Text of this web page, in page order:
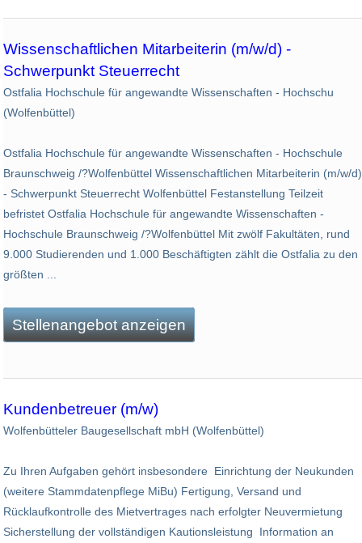
Wissenschaftlichen Mitarbeiterin (m/w/d) -
Schwerpunkt Steuerrecht
Ostfalia Hochschule für angewandte Wissenschaften - Hochschu
(Wolfenbüttel)
Ostfalia Hochschule für angewandte Wissenschaften - Hochschule
Braunschweig /?Wolfenbüttel Wissenschaftlichen Mitarbeiterin (m/w/d)
- Schwerpunkt Steuerrecht Wolfenbüttel Festanstellung Teilzeit
befristet Ostfalia Hochschule für angewandte Wissenschaften -
Hochschule Braunschweig /?Wolfenbüttel Mit zwölf Fakultäten, rund
9.000 Studierenden und 1.000 Beschäftigten zählt die Ostfalia zu den
größten ...
Stellenangebot anzeigen
Kundenbetreuer (m/w)
Wolfenbütteler Baugesellschaft mbH (Wolfenbüttel)
Zu Ihren Aufgaben gehört insbesondere Einrichtung der Neukunden
(weitere Stammdatenpflege MiBu) Fertigung, Versand und
Rücklaufkontrolle des Mietvertrages nach erfolgter Neuvermietung
Sicherstellung der vollständigen Kautionsleistung Information an